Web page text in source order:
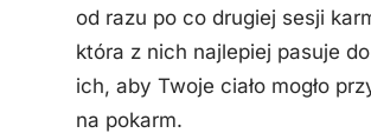
od razu po co drugiej sesji
która z nich najlepiej pasuje
ich, aby Twoje ciało mogło
na pokarm.